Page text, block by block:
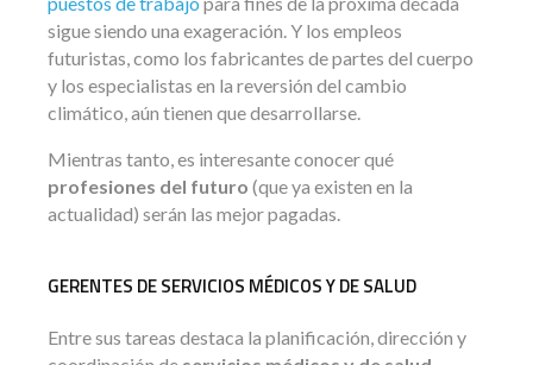
sigue siendo una exageración. Y los empleos
futuristas, como los fabricantes de partes del cuerpo
y los especialistas en la reversión del cambio
climático, aún tienen que desarrollarse.
Mientras tanto, es interesante conocer qué
profesiones del futuro (que ya existen en la
actualidad) serán las mejor pagadas.
GERENTES DE SERVICIOS MÉDICOS Y DE SALUD
Entre sus tareas destaca la planificación, dirección y